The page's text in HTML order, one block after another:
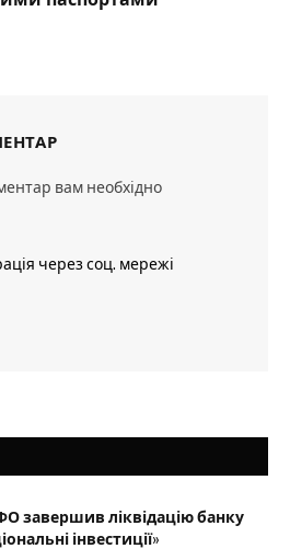
вам необхідно
через соц. мережі
завершив ліквідацію банку
інвестиції»